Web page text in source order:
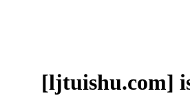
[ljtuishu.com]